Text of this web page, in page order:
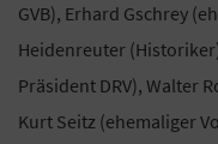
GVB), Erhard Gschrey
Heidenreuter
Präsident DRV), Walter
Kurt Seitz (ehemaliger